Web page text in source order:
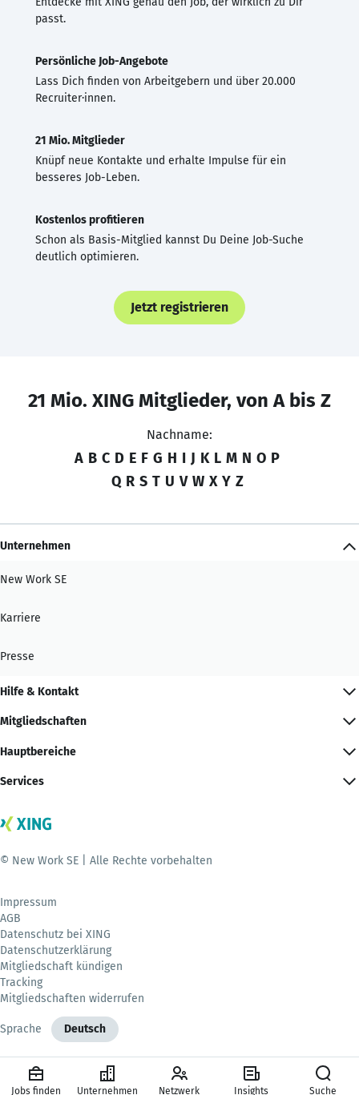
passt.
Persönliche Job-Angebote
Lass Dich finden von Arbeitgebern und über 20.000
Recruiter·innen.
21 Mio. Mitglieder
Knüpf neue Kontakte und erhalte Impulse für ein
besseres Job-Leben.
Kostenlos profitieren
Schon als Basis-Mitglied kannst Du Deine Job-Suche
deutlich optimieren.
Jetzt registrieren
21 Mio. XING Mitglieder, von A bis Z
Nachname:
A B C D E F G H I J K L M N O P
Q R S T U V W X Y Z
Unternehmen
New Work SE
Karriere
Presse
Hilfe & Kontakt
Mitgliedschaften
Hauptbereiche
Services
© New Work SE | Alle Rechte vorbehalten
Impressum
AGB
Datenschutz bei XING
Datenschutzerklärung
Mitgliedschaft kündigen
Tracking
Mitgliedschaften widerrufen
Sprache Deutsch
Jobs finden Unternehmen Netzwerk Insights Suche